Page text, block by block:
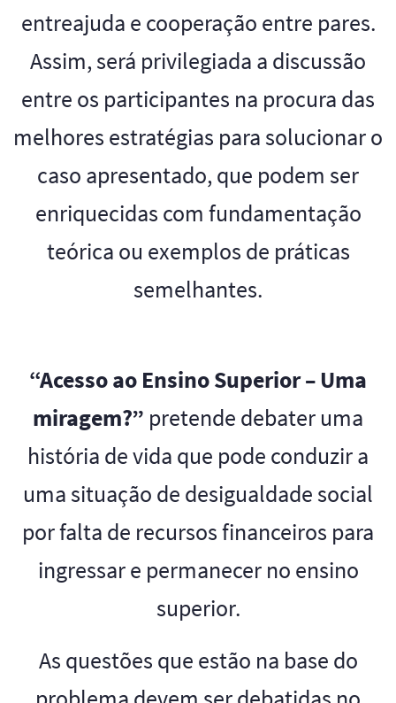
entreajuda e cooperação entre pares.​
Assim, será privilegiada a discussão
entre os participantes na procura das
melhores estratégias para solucionar o
caso apresentado, que podem ser
enriquecidas com fundamentação
teórica ou exemplos de práticas
semelhantes.
“Acesso ao Ensino Superior – Uma
miragem?” pretende debater uma
história de vida que pode conduzir a
uma situação de desigualdade social
por falta de recursos financeiros para
ingressar e permanecer no ensino
superior.
As questões que estão na base do